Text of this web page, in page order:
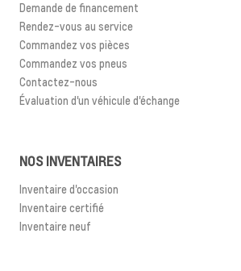
Demande de financement
Rendez-vous au service
Commandez vos pièces
Commandez vos pneus
Contactez-nous
Évaluation d'un véhicule d'échange
NOS INVENTAIRES
Inventaire d'occasion
Inventaire certifié
Inventaire neuf